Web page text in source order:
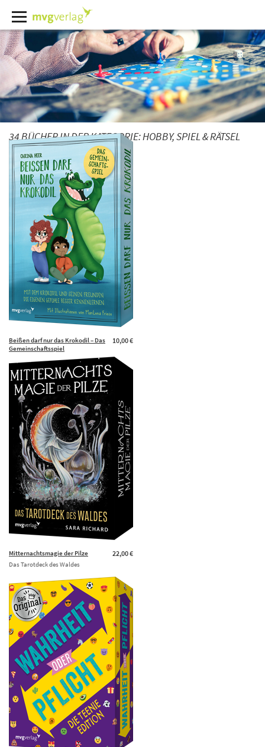
34 BÜCHER IN DER KATEGORIE:HOBBY, SPIEL & RÄTSEL
10,00 €
Beißen darf nur das Krokodil – Das
Gemeinschaftsspiel
22,00 €
Mitternachtsmagie der Pilze
Das Tarotdeck des Waldes